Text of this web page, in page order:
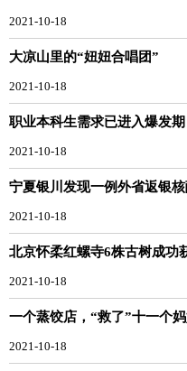
2021-10-18
大凉山里的“妞妞合唱团”
2021-10-18
职业本科生需求已进入爆发
2021-10-18
宁夏银川发现一例外省返银
2021-10-18
北京怀柔红螺寺6株古树成功
2021-10-18
一个蒸饺店，“救了”十一个
2021-10-18